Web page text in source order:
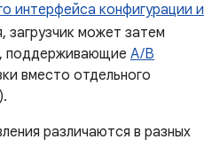
интерфейса конфигурации и
загрузчик может затем
поддерживающие A/B
вместо отдельного
).
различаются в разных